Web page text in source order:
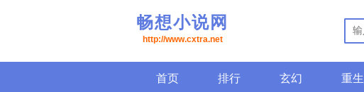
畅想小说网
http://www.cxtra.net
首页 排行 玄幻 重生